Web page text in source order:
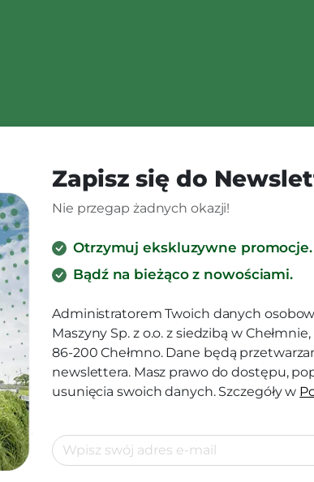
Zapisz się do
Nie przegap żadnych okazji!
Otrzymuj ekskluzywne promocje.
Bądź na bieżąco z nowościami.
Administratorem Twoich danych
Maszyny Sp. z o.o. z siedzibą w
86-200 Chełmno. Dane będą
newslettera. Masz prawo do dostępu,
usunięcia swoich danych. Szczegóły w